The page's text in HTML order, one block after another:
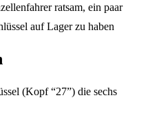
ratsam, ein paar
auf Lager zu haben
(Kopf “27”) die sechs